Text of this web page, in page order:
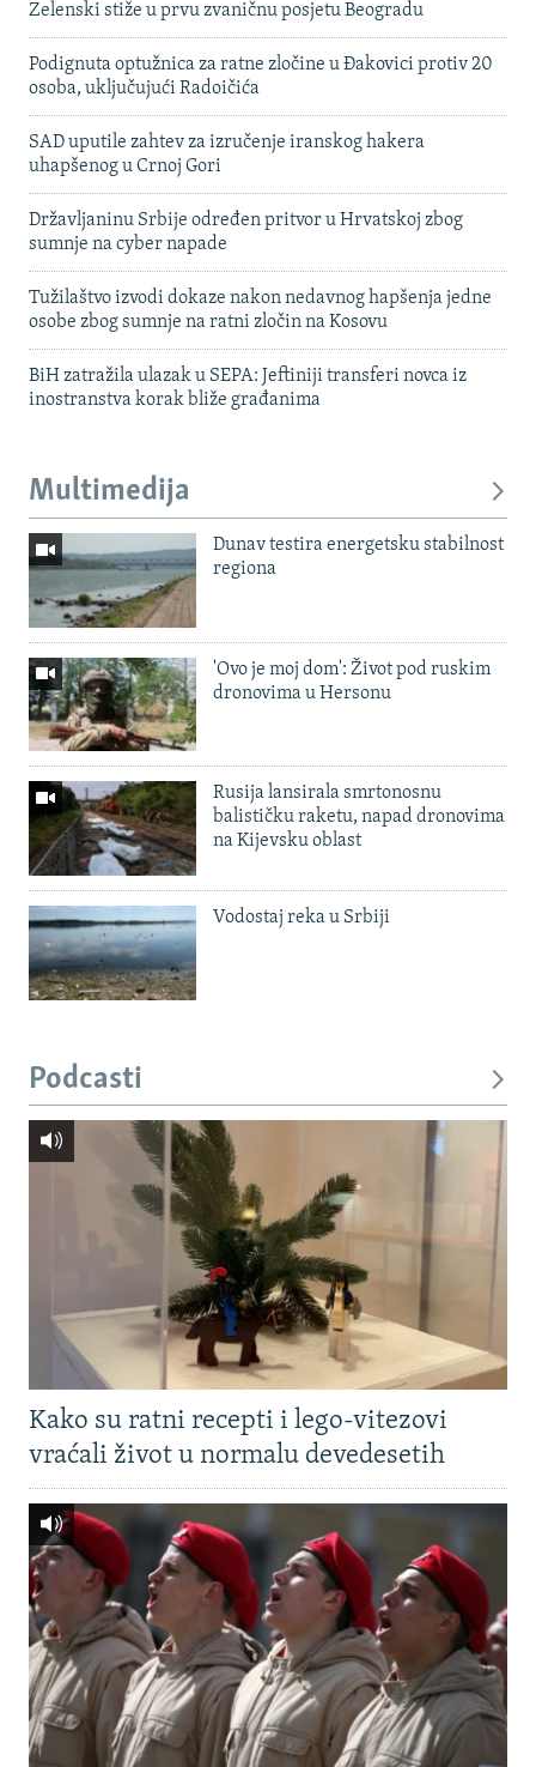
Zelenski stiže u prvu zvaničnu posjetu Beogradu
Podignuta optužnica za ratne zločine u Đakovici protiv 20
osoba, uključujući Radoičića
SAD uputile zahtev za izručenje iranskog hakera
uhapšenog u Crnoj Gori
Državljaninu Srbije određen pritvor u Hrvatskoj zbog
sumnje na cyber napade
Tužilaštvo izvodi dokaze nakon nedavnog hapšenja jedne
osobe zbog sumnje na ratni zločin na Kosovu
BiH zatražila ulazak u SEPA: Jeftiniji transferi novca iz
inostranstva korak bliže građanima
Multimedija
Dunav testira energetsku stabilnost
regiona
'Ovo je moj dom': Život pod ruskim
dronovima u Hersonu
Rusija lansirala smrtonosnu
balističku raketu, napad dronovima
na Kijevsku oblast
Vodostaj reka u Srbiji
Podcasti
Kako su ratni recepti i lego-vitezovi
vraćali život u normalu devedesetih